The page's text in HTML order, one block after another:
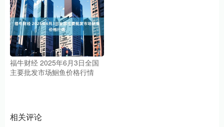
福牛财经 2025年6月3日全国
主要批发市场鮰鱼价格行情
相关评论